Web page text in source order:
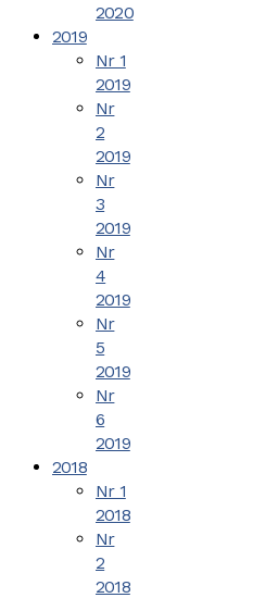
2020
2019
Nr 1
2019
Nr
2
2019
Nr
3
2019
Nr
4
2019
Nr
5
2019
Nr
6
2019
2018
Nr 1
2018
Nr
2
2018